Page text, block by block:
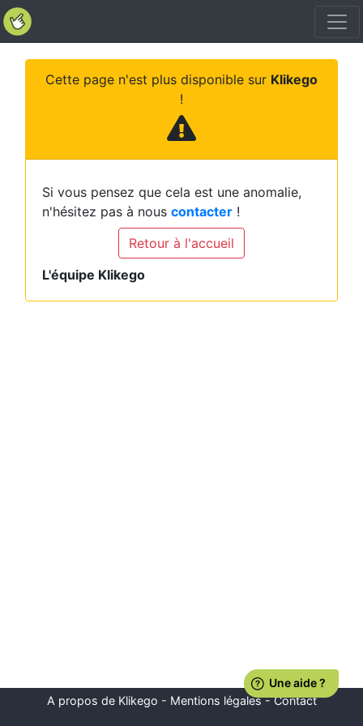
Cette page n'est plus disponible sur Klikego
!
Si vous pensez que cela est une anomalie,
n'hésitez pas à nous contacter !
Retour à l'accueil
L'équipe Klikego
A propos de Klikego - Mentions légales-Contact